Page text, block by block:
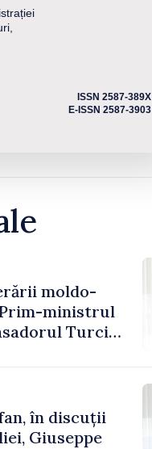
ISSN 2587-389X
E-ISSN 2587-3903
moldo-
ministrul
Turciei,
în discuții
Giuseppe